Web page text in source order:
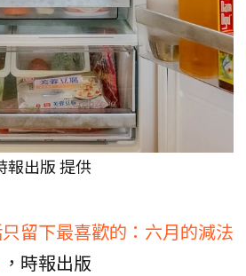
報出版 提供
只留下最喜歡的：六月的減法
，時報出版